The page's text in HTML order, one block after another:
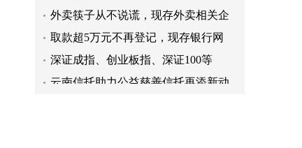
外卖筷子从不说谎，现存外卖相关企
深证成指、创业板指、深证100等
云南信托助力公益慈善信托再添新动